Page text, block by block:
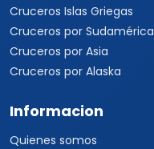
Cruceros Islas Griegas
Cruceros por Sudamérica
Cruceros por Asia
Cruceros por Alaska
Informacion
Quienes somos